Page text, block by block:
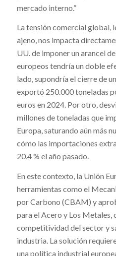
mercado interno.”
La tensión comercial global,
ajeno, nos impacta
UU. de imponer un arancel
europeos tendría un doble
lado, supondría el cierre de
exportó 250.000 toneladas
euros en 2024. Por otro,
millones de toneladas que
Europa, saturando aún más
cómo las importaciones
20,4 % el año pasado.
En este contexto, la Unión
herramientas como el
por Carbono (CBAM) y
para el Acero y Los
competitividad del sector y
industria. La solución
una política industrial